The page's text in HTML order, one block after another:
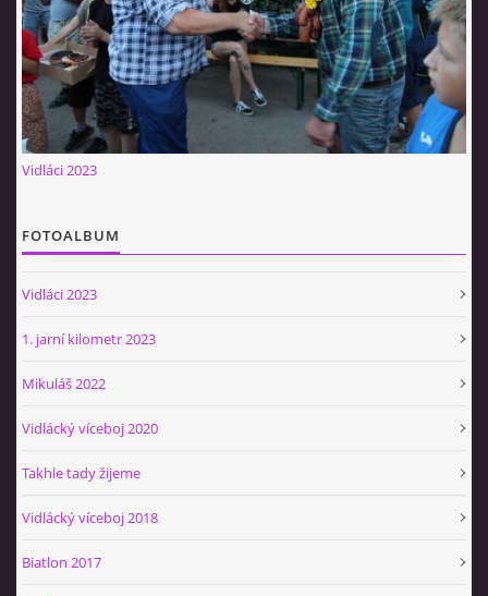
Občerstvovna U Jeroušků
Rozdrojovice
Šafránka 182E
Horní Jerouškov
723 317 805
petr.jerousek@vinium.cz
Vidláci 2023
FOTOALBUM
Vidláci 2023
1. jarní kilometr 2023
Mikuláš 2022
Vidlácký víceboj 2020
Takhle tady žijeme
Vidlácký víceboj 2018
Biatlon 2017